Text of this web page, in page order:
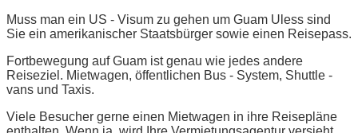
Muss man ein US - Visum zu gehen um Guam Uless sind
Sie ein amerikanischer Staatsbürger sowie einen Reisepass.
Fortbewegung auf Guam ist genau wie jedes andere
Reiseziel. Mietwagen, öffentlichen Bus - System, Shuttle -
vans und Taxis.
Viele Besucher gerne einen Mietwagen in ihre Reisepläne